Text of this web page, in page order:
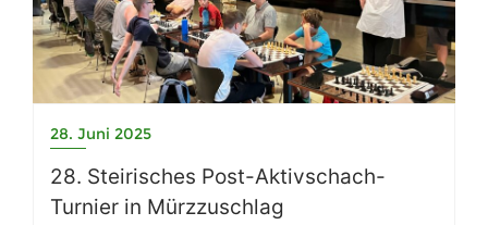
28. Juni 2025
28. Steirisches Post-Aktivschach-
Turnier in Mürzzuschlag